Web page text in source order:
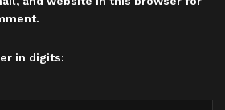
in digits: